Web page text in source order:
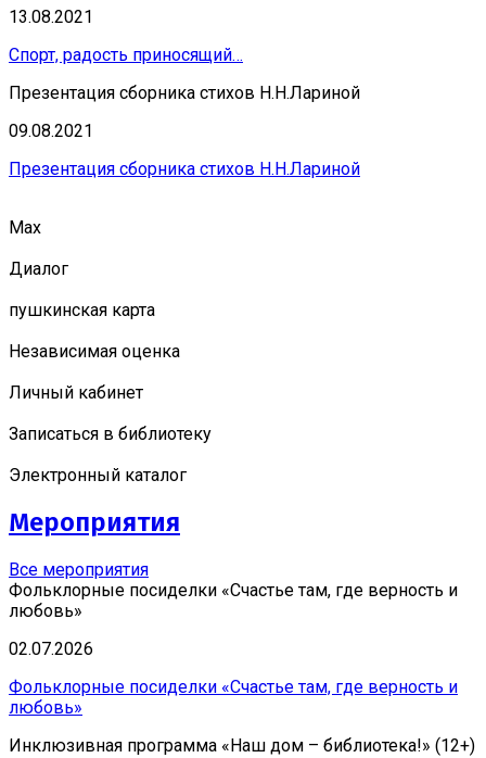
13.08.2021
Спорт, радость приносящий…
Презентация сборника стихов Н.Н.Лариной
09.08.2021
Презентация сборника стихов Н.Н.Лариной
Мах
Диалог
пушкинская карта
Независимая оценка
Личный кабинет
Записаться в библиотеку
Электронный каталог
Мероприятия
Все мероприятия
Фольклорные посиделки «Счастье там, где верность и
любовь»
02.07.2026
Фольклорные посиделки «Счастье там, где верность и
любовь»
Инклюзивная программа «Наш дом – библиотека!» (12+)